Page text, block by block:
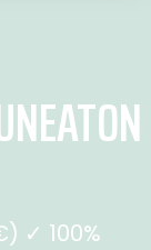
✓ 100%